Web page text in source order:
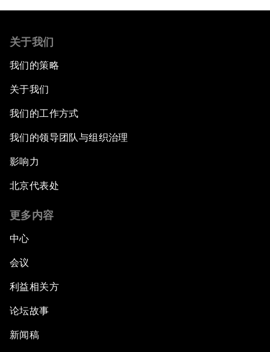
关于我们
我们的策略
关于我们
我们的工作方式
我们的领导团队与组织治理
影响力
北京代表处
更多内容
中心
会议
利益相关方
论坛故事
新闻稿